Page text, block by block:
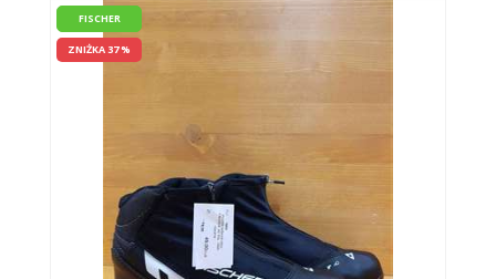
FISCHER
ZNIŻKA 37 %